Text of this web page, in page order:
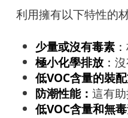
利用擁有以下特性的
少量或沒有毒素：
極小化學排放：
低VOC含量的裝配
防潮性能： 這有
低VOC含量和無